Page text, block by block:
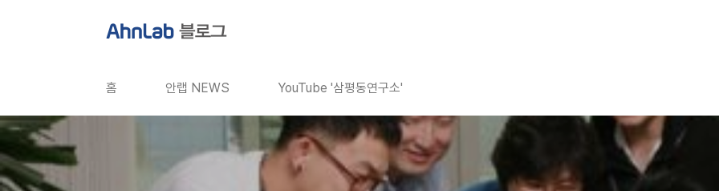
홈 안랩 NEWS YouTube '삼평동연구소'